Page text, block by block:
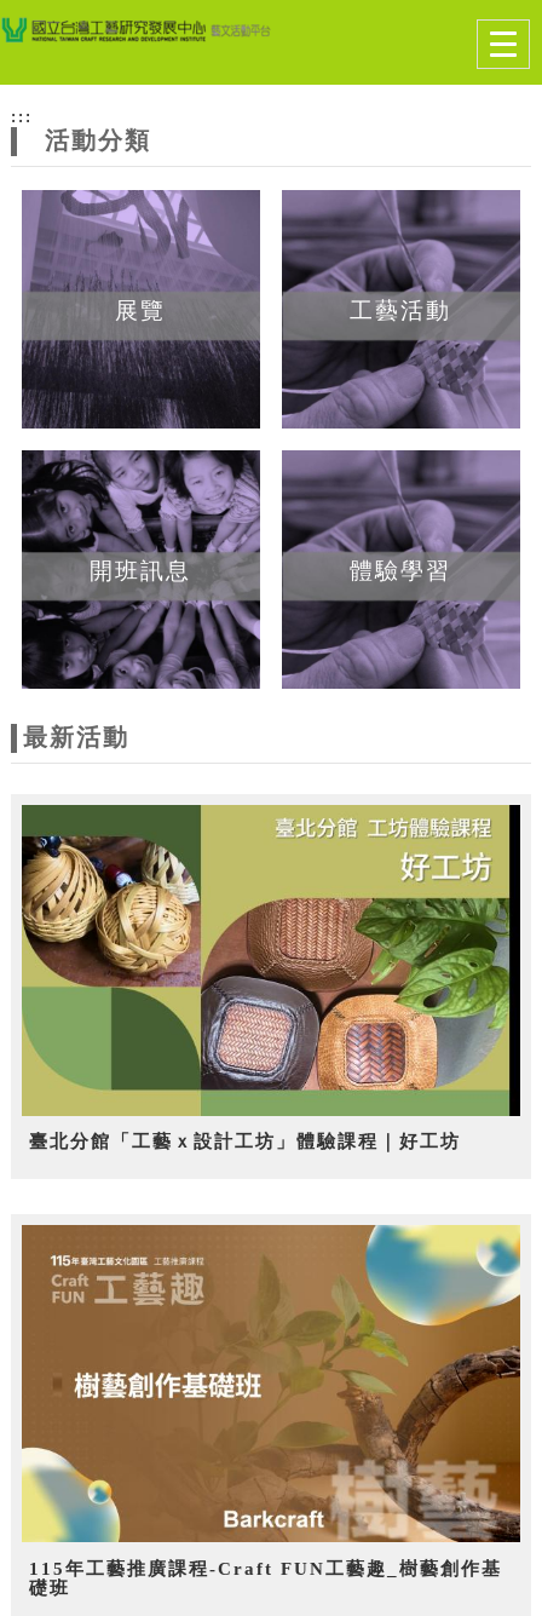
網
站
主
題
跳到主要內容
網站導覽
:::
活動分類
展覽 工藝活動
開班訊息 體驗學習
最新活動
臺北分館「工藝ｘ設計工坊」體驗課程｜好工坊
115年工藝推廣課程-Craft FUN工藝趣_樹藝創作基
礎班